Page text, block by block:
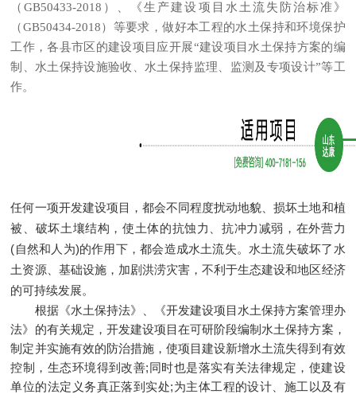
（GB50433-2018 ）、《生产建设项目水土流失防治标准》
（GB50434-2018）等要求，做好本工程的水土保持和环境保护
工作，各县市区的建设项目应开展“建设项目水土保持方案的编
制、水土保持设施验收、水土保持监理、监测及专项设计”等工
作。
任何一项开发建设项目，都会不同程度扰动地貌、损坏土地和植
被、破坏土壤结构，使土体的抗蚀力、抗冲力减弱，在外营力
(自然和人为)的作用下，都会造成水土流失。水土流失破坏了水
土资源、基础设施，加剧洪涝灾害，不利于生态建设和地区经济
的可持续发展。
根据《水土保持法》、《开发建设项目水土保持方案管理办
法》的有关规定，开发建设项目在可研阶段编制水土保持方案，
制定并实施有效的防治措施，使项目建设新增水土流失得到有效
控制，生态环境得到改善;同时也是落实有关法律规定，使建设
单位的法定义务真正落到实处;为主体工程的设计、施工以及有